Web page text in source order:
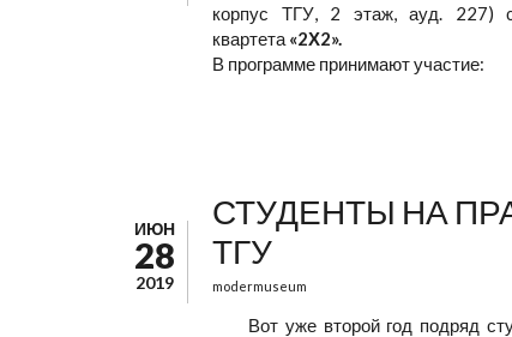
корпус ТГУ, 2 этаж, ауд. 227)
квартета «2Х2».
В программе принимают участие:
ИЮН
28
2019
СТУДЕНТЫ НА
ТГУ
modermuseum
Вот уже второй год подряд